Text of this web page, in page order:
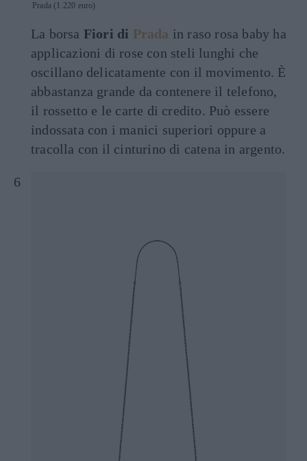
Prada (1.220 euro)
La borsa Fiori di Prada in raso rosa baby ha
applicazioni di rose con steli lunghi che
oscillano delicatamente con il movimento. È
abbastanza grande da contenere il telefono,
il rossetto e le carte di credito. Può essere
indossata con i manici superiori oppure a
tracolla con il cinturino di catena in argento.